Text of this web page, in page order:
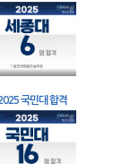
국민대 합격